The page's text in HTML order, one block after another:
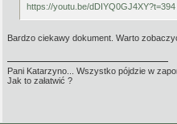
https://youtu.be/dDIYQ0GJ4XY?t=394
Bardzo ciekawy dokument. Warto
Pani Katarzyno... Wszystko pójdzie w
Jak to załatwić ?